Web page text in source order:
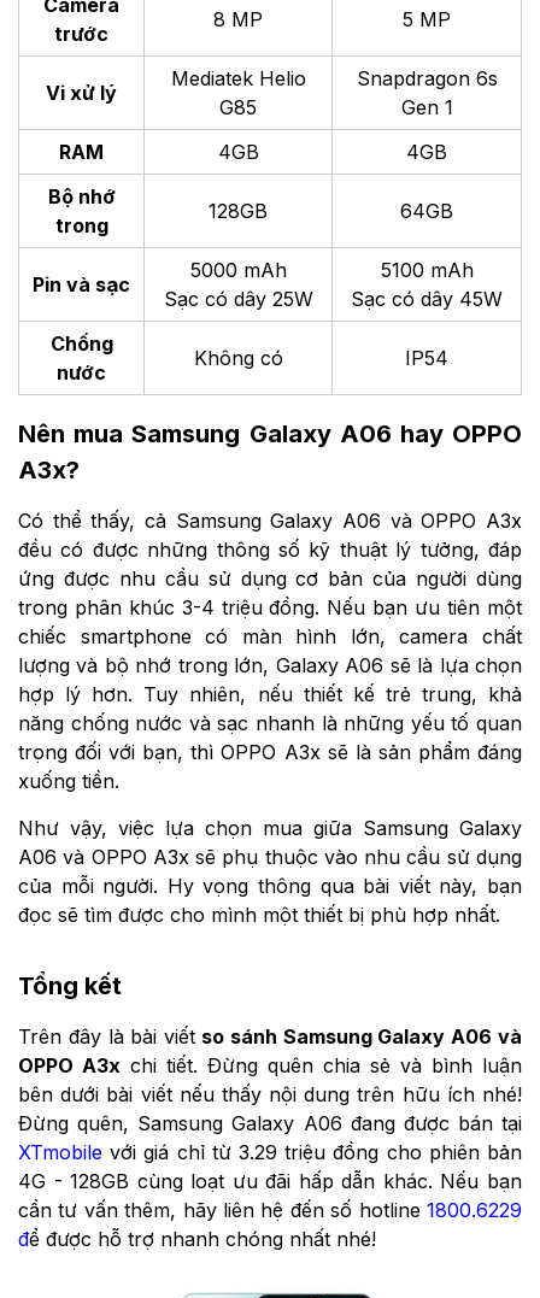
Camera
trước
8 MP 5 MP
Vi xử lý
Mediatek Helio
G85
Snapdragon 6s
Gen 1
RAM
4GB
4GB
Bộ nhớ
trong
128GB 64GB
Pin và sạc
5000 mAh
Sạc có dây 25W
5100 mAh
Sạc có dây 45W
Chống
nước
Không có IP54
Nên mua Samsung Galaxy A06 hay OPPO
A3x?
Có thể thấy, cả Samsung Galaxy A06 và OPPO A3x
đều có được những thông số kỹ thuật lý tưởng, đáp
ứng được nhu cầu sử dụng cơ bản của người dùng
trong phân khúc 3-4 triệu đồng. Nếu bạn ưu tiên một
chiếc smartphone có màn hình lớn, camera chất
lượng và bộ nhớ trong lớn, Galaxy A06 sẽ là lựa chọn
hợp lý hơn. Tuy nhiên, nếu thiết kế trẻ trung, khả
năng chống nước và sạc nhanh là những yếu tố quan
trọng đối với bạn, thì OPPO A3x sẽ là sản phẩm đáng
xuống tiền.
Như vậy, việc lựa chọn mua giữa Samsung Galaxy
A06 và OPPO A3x sẽ phụ thuộc vào nhu cầu sử dụng
của mỗi người. Hy vọng thông qua bài viết này, bạn
đọc sẽ tìm được cho mình một thiết bị phù hợp nhất.
Tổng kết
Trên đây là bài viết so sánh Samsung Galaxy A06 và
OPPO A3x chi tiết. Đừng quên chia sẻ và bình luận
bên dưới bài viết nếu thấy nội dung trên hữu ích nhé!
Đừng quên, Samsung Galaxy A06 đang được bán tại
XTmobile với giá chỉ từ 3.29 triệu đồng cho phiên bản
4G - 128GB cùng loạt ưu đãi hấp dẫn khác. Nếu bạn
cần tư vấn thêm, hãy liên hệ đến số hotline 1800.6229
để được hỗ trợ nhanh chóng nhất nhé!